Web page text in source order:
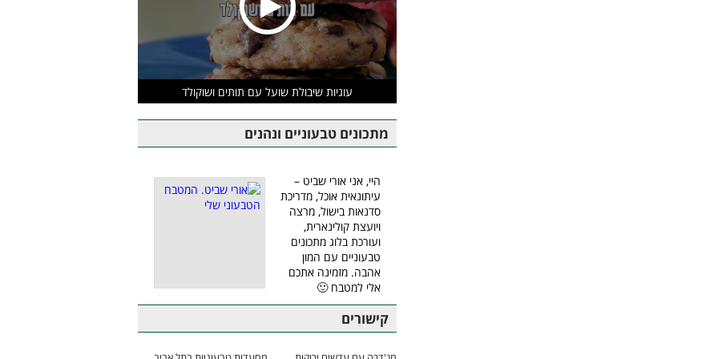
עוגיות שיבולת שועל עם תותים ושוקולד
מתכונים טבעוניים ונהנים
היי, אני אורי שביט –
עיתונאית אוכל, מדריכת
סדנאות בישול, מרצה
ויועצת קולינארית,
ועורכת בלוג מתכונים
טבעוניים עם המון
אהבה. מזמינה אתכם
אלי למטבח 🙂
קישורים